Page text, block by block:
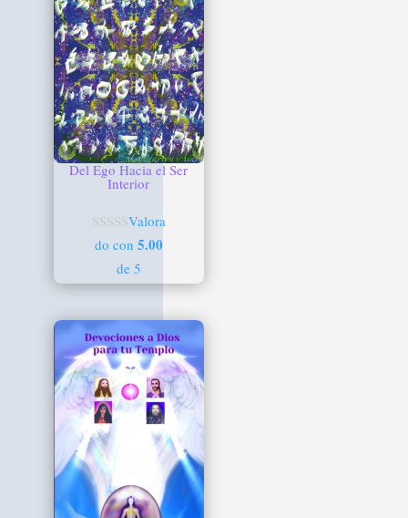
Del Ego Hacia el Ser
Interior
Valora
do con 5.00
de 5